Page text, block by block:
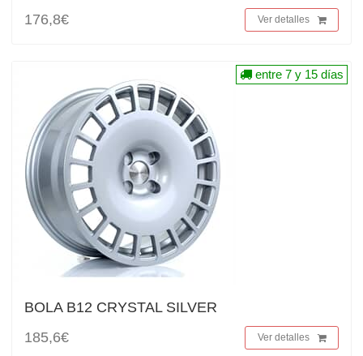
176,8€
Ver detalles
BOLA B12 CRYSTAL SILVER
185,6€
Ver detalles
entre 7 y 15 días